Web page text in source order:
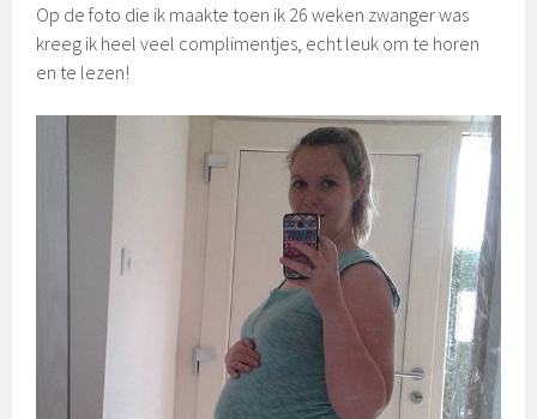
Op de foto die ik maakte toen ik 26 weken zwanger was
kreeg ik heel veel complimentjes, echt leuk om te horen
en te lezen!